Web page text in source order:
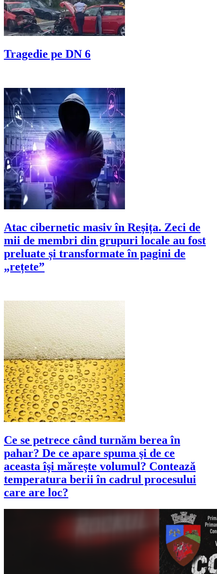
Tragedie pe DN 6
Atac cibernetic masiv în Reșița. Zeci de
mii de membri din grupuri locale au fost
preluate și transformate în pagini de
„rețete”
Ce se petrece când turnăm berea în
pahar? De ce apare spuma şi de ce
aceasta îşi măreşte volumul? Contează
temperatura berii în cadrul procesului
care are loc?